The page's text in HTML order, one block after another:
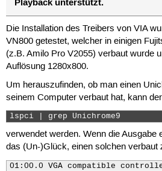
Die Installation des Treibers von VIA
VN800 getestet, welcher in einigen
(z.B. Amilo Pro V2055) verbaut wurde
Auflösung 1280x800.
Um herauszufinden, ob man einen
seinem Computer verbaut hat, kann
lspci | grep Unichrome9
verwendet werden. Wenn die Ausgabe
das (Un-)Glück, einen solchen verbaut
01:00.0 VGA compatible